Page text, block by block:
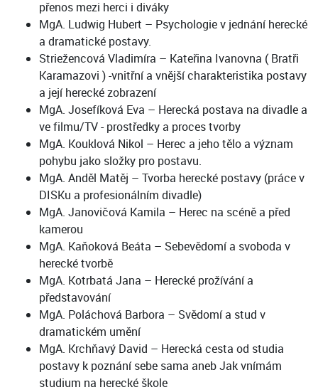
přenos mezi herci i diváky
MgA. Ludwig Hubert – Psychologie v jednání herecké
a dramatické postavy.
Striežencová Vladimíra – Kateřina Ivanovna ( Bratři
Karamazovi ) -vnitřní a vnější charakteristika postavy
a její herecké zobrazení
MgA. Josefíková Eva – Herecká postava na divadle a
ve filmu/TV - prostředky a proces tvorby
MgA. Kouklová Nikol – Herec a jeho tělo a význam
pohybu jako složky pro postavu.
MgA. Anděl Matěj – Tvorba herecké postavy (práce v
DISKu a profesionálním divadle)
MgA. Janovičová Kamila – Herec na scéně a před
kamerou
MgA. Kaňoková Beáta – Sebevědomí a svoboda v
herecké tvorbě
MgA. Kotrbatá Jana – Herecké prožívání a
představování
MgA. Poláchová Barbora – Svědomí a stud v
dramatickém umění
MgA. Krchňavý David – Herecká cesta od studia
postavy k poznání sebe sama aneb Jak vnímám
studium na herecké škole